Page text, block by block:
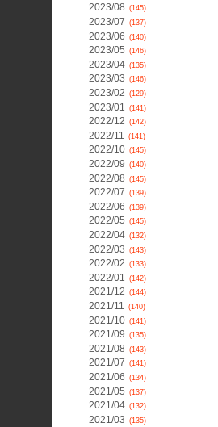
2023/08 (145)
2023/07 (137)
2023/06 (140)
2023/05 (146)
2023/04 (135)
2023/03 (146)
2023/02 (129)
2023/01 (141)
2022/12 (142)
2022/11 (141)
2022/10 (145)
2022/09 (140)
2022/08 (145)
2022/07 (139)
2022/06 (139)
2022/05 (145)
2022/04 (132)
2022/03 (143)
2022/02 (133)
2022/01 (142)
2021/12 (144)
2021/11 (140)
2021/10 (141)
2021/09 (135)
2021/08 (143)
2021/07 (141)
2021/06 (134)
2021/05 (137)
2021/04 (132)
2021/03 (135)